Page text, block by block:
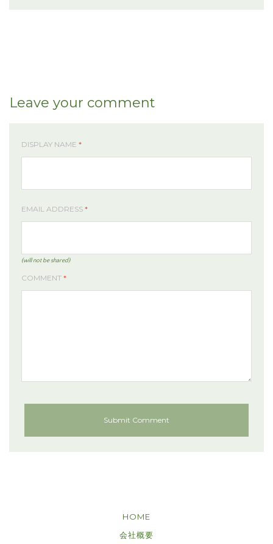
Leave your comment
DISPLAY NAME *
EMAIL ADDRESS *
(will not be shared)
COMMENT *
HOME
会社概要